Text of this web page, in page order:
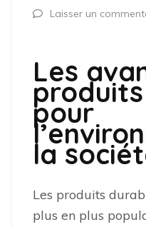
Laisser un
Les
pour
la
Les produits
plus en plus